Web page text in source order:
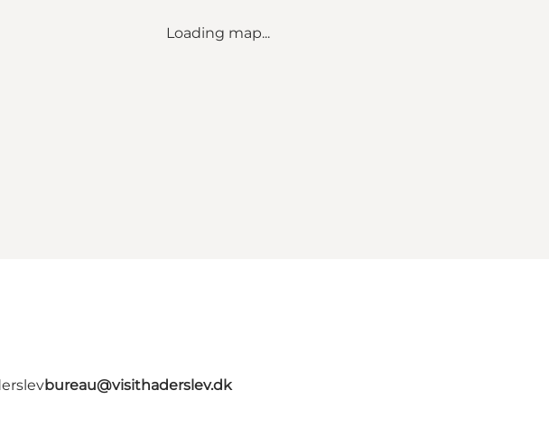
Loading map...
bureau@visithaderslev.dk